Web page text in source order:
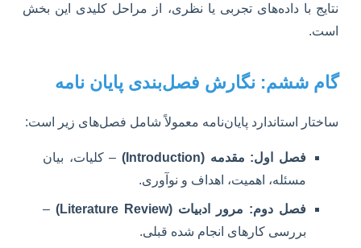
نتایج با داده‌های تجربی یا نظری، از مراحل کلیدی این بخش
است.
گام ششم: نگارش فصل‌بندی پایان نامه
ساختار استاندارد پایان‌نامه معمولاً شامل فصل‌های زیر است:
فصل اول: مقدمه (Introduction)
– کلیات، بیان
مسئله، اهمیت، اهداف و نوآوری.
فصل دوم: مرور ادبیات (Literature Review)
–
بررسی کارهای انجام شده قبلی.